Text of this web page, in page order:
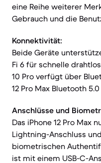
eine Reihe weiterer
Gebrauch und die
Konnektivität:
Beide Geräte
Fi 6 für schnelle
10 Pro verfügt über
12 Pro Max Bluetooth
Anschlüsse und
Das iPhone 12 Pro Max
Lightning-Anschluss
biometrischen
ist mit einem USB-C-